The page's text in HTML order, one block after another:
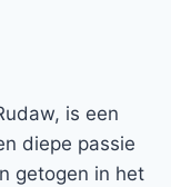
is een
diepe passie
getogen in het